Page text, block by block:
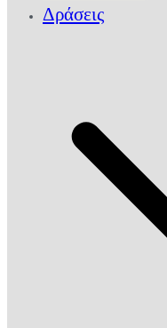
Δράσεις